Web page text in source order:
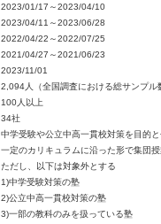
2023/01/17～2023/04/10
2023/04/11～2023/06/28
2022/04/22～2022/07/25
2021/04/27～2021/06/23
2023/11/01
2,094人（全国調査における総サンプル
100人以上
34社
中学受験や公立中高一貫校対策を目的
一定のカリキュラムに沿った形で集団
ただし、以下は対象外とする
1)中学受験対策の塾
2)公立中高一貫校対策の塾
3)一部の教科のみを扱っている塾